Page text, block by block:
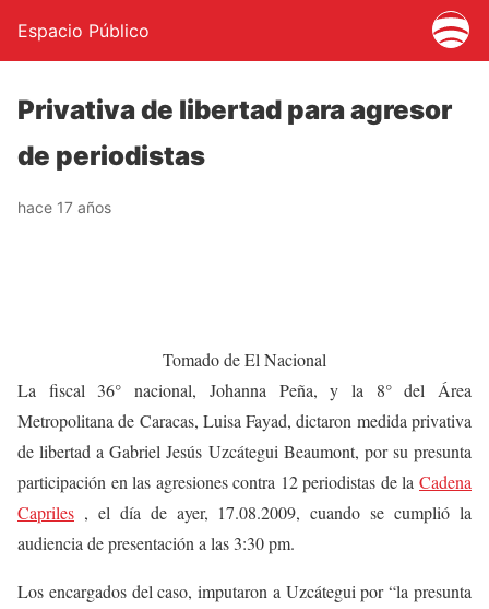
Espacio Público
Privativa de libertad para agresor
de periodistas
hace 17 años
Tomado de El Nacional
La fiscal 36° nacional, Johanna Peña, y la 8° del Área
Metropolitana de Caracas, Luisa Fayad, dictaron medida privativa
de libertad a Gabriel Jesús Uzcátegui Beaumont, por su presunta
participación en las agresiones contra 12 periodistas de la Cadena
Capriles , el día de ayer, 17.08.2009, cuando se cumplió la
audiencia de presentación a las 3:30 pm.
Los encargados del caso, imputaron a Uzcátegui por “la presunta